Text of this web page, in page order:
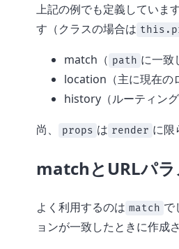
上記の例でも定義していま
す（クラスの場合は
match（ path に一致
location（主に現在の
history（ルーティング
尚、
props は render に限
matchとURLパラ
よく利用するのは match で
ョンが一致したときに作成